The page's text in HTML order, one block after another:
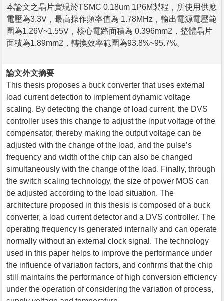
本論文之晶片實現於TSMC 0.18um 1P6M製程，所使用供應
電壓為3.3V，最高操作頻率值為 1.78MHz，輸出電源電壓範
圍為1.26V~1.55V，核心電路面積為 0.396mm2，整體晶片
面積為1.89mm2，轉換效率範圍為93.8%~95.7%。
論文外文摘要
This thesis proposes a buck converter that uses external
load current detection to implement dynamic voltage
scaling. By detecting the change of load current, the DVS
controller uses this change to adjust the input voltage of the
compensator, thereby making the output voltage can be
adjusted with the change of the load, and the pulse’s
frequency and width of the chip can also be changed
simultaneously with the change of the load. Finally, through
the switch scaling technology, the size of power MOS can
be adjusted according to the load situation. The
architecture proposed in this thesis is composed of a buck
converter, a load current detector and a DVS controller. The
operating frequency is generated internally and can operate
normally without an external clock signal. The technology
used in this paper helps to improve the performance under
the influence of variation factors, and confirms that the chip
still maintains the performance of high conversion efficiency
under the operation of considering the variation of process,